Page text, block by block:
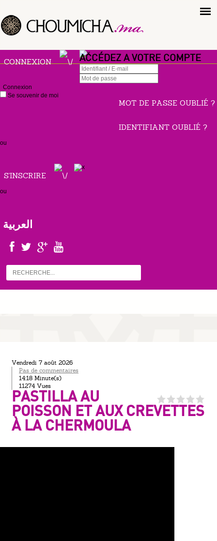
CONNEXION ACCÉDEZ A VOTRE COMPTE
Connexion
Se souvenir de moi
MOT DE PASSE OUBLIÉ ?
IDENTIFIANT OUBLIÉ ?
ou
S'INSCRIRE
ou
العربية
vendredi 7 août 2026
Pas de commentaires
14:18 Minute(s)
11274 Vues
PASTILLA AU
POISSON ET AUX CREVETTES
À LA CHERMOULA